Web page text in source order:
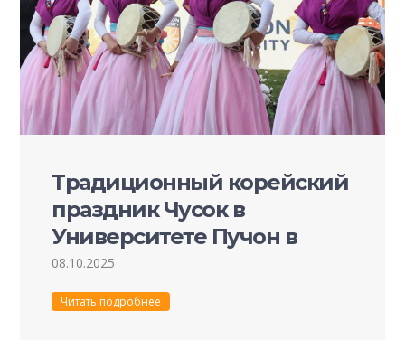
Традиционный корейский
праздник Чусок в
Университете Пучон в
Ташкенте: праздник
культурного единства и
дружбы
08.10.2025
Читать подробнее